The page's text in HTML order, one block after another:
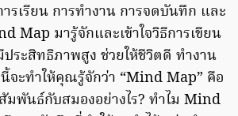
รเรียน การทำงาน การจดบันทึก และ
Map มารู้จักและเข้าใจวิธีการเขียน
ระสิทธิภาพสูง ช่วยให้ชีวิตดี ทำงาน
จะทำให้คุณรู้จักว่า “Mind Map” คือ
มพันธ์กับสมองอย่างไร? ทำไม Mind